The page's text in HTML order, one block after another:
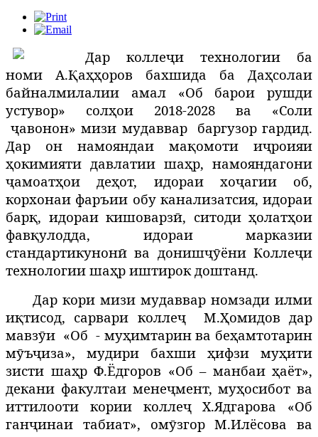
Дар коллеҷи технологии ба
номи А.Қаҳҳоров бахшида ба Даҳсолаи
байналмилалии амал «Об барои рушди
устувор» солҳои 2018-2028 ва «Соли
ҷавонон» мизи мудаввар
баргузор гардид.
Дар он намояндаи мақомоти иҷроияи
ҳокимияти давлатии шаҳр, намояндагони
ҷамоатҳои деҳот, идораи хоҷагии об,
корхонаи фаръии обу канализатсия, идораи
барқ, идораи кишоварзӣ, ситоди ҳолатҳои
фавқулодда, идораи марказии
стандартикунонӣ ва донишҷӯёни Коллеҷи
технологии шаҳр иштирок доштанд.
Дар кори мизи мудаввар номзади илми
иқтисод, сарвари коллеҷ
М.Ҳомидов дар
мавзӯи «Об - муҳимтарин ва беҳамтотарин
мӯъҷиза», мудири бахши ҳифзи муҳити
зисти шаҳр Ф.Ёдгоров «Об – манбаи ҳаёт»,
декани факултаи менеҷмент, муҳосибот ва
иттилооти кории коллеҷ Х.Ядгарова «Об
ганҷинаи табиат», омӯзгор М.Илёсова ва